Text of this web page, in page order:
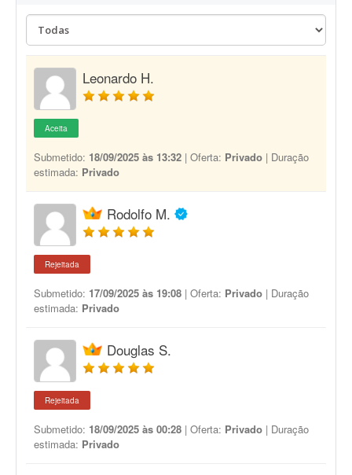
Leonardo H.
Aceita
Submetido: 18/09/2025 às 13:32 | Oferta: Privado | Duração
estimada: Privado
Rodolfo M.
Rejeitada
Submetido: 17/09/2025 às 19:08 | Oferta: Privado | Duração
estimada: Privado
Douglas S.
Rejeitada
Submetido: 18/09/2025 às 00:28 | Oferta: Privado | Duração
estimada: Privado